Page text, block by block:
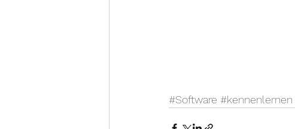
#Software #kennenlernen